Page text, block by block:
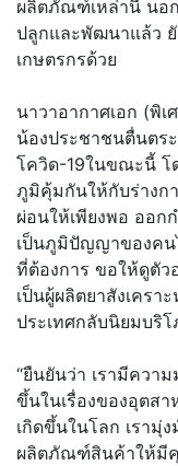
ผลิตภัณฑ์เหล่านี้ นอก
ปลูกและพัฒนาแล้ว ยั
เกษตรกรด้วย
นาวาอากาศเอก (พิ
น้องประชาชนตื่นตร
โควิด-19ในขณะนี้ โ
ภูมิคุ้มกันให้กับร่างก
ผ่อนให้เพียงพอ ออก
เป็นภูมิปัญญาของคน
ที่ต้องการ ขอให้ดูตัว
เป็นผู้ผลิตยาสังเคร
ประเทศกลับนิยมบริ
“ยืนยันว่า เรามีควา
ขึ้นในเรื่องของอุตส
เกิดขึ้นในโลก เรา
ผลิตภัณฑ์สินค้าให้มีคุ